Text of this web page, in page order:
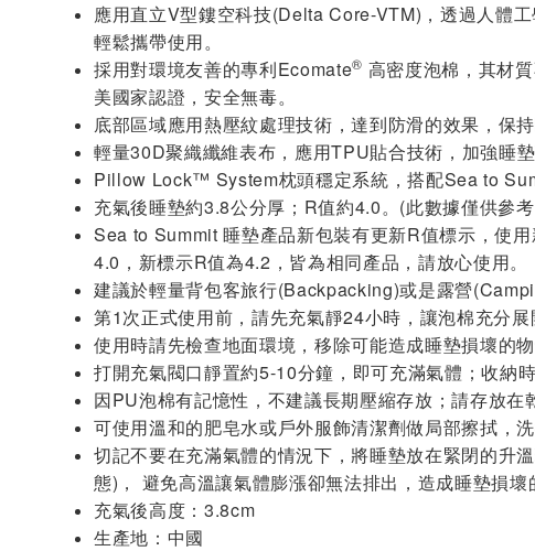
應用直立V型鏤空科技(Delta Core-VTM)，透過人體
輕鬆攜帶使用。
採用對環境友善的專利Ecomate® 高密度泡棉，其材
美國家認證，安全無毒。
底部區域應用熱壓紋處理技術，達到防滑的效果，保
輕量30D聚織纖維表布，應用TPU貼合技術，加強睡
Pillow Lock™ System枕頭穩定系統，搭配Sea to
充氣後睡墊約3.8公分厚；R值約4.0。(此數據僅供參
Sea to Summit 睡墊產品新包裝有更新R值標示，使
4.0，新標示R值為4.2，皆為相同產品，請放心使用。
建議於輕量背包客旅行(Backpacking)或是露營
第1次正式使用前，請先充氣靜24小時，讓泡棉充分展
使用時請先檢查地面環境，移除可能造成睡墊損壞的物
打開充氣閥口靜置約5-10分鐘，即可充滿氣體；收納
因PU泡棉有記憶性，不建議長期壓縮存放；請存放在
可使用溫和的肥皂水或戶外服飾清潔劑做局部擦拭，
切記不要在充滿氣體的情況下，將睡墊放在緊閉的升
態)， 避免高溫讓氣體膨漲卻無法排出，造成睡墊損壞
充氣後高度：3.8cm
生產地：中國